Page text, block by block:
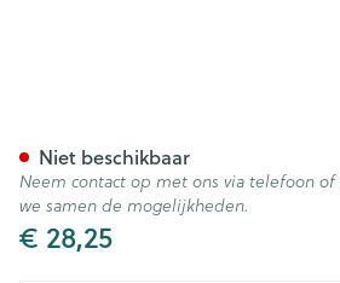
€ 28,25
Niet beschikbaar
Neem contact op met ons via telefoon
we samen de mogelijkheden.